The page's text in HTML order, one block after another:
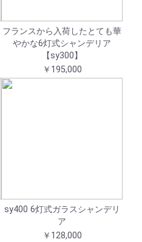
フランスから入荷したとても華
やかな6灯式シャンデリア
【sy300】
￥195,000
sy400 6灯式ガラスシャンデリ
ア
￥128,000